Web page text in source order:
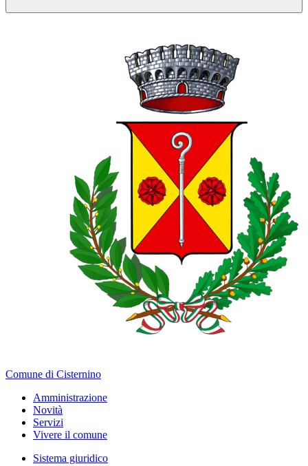
Comune di Cisternino
Amministrazione
Novità
Servizi
Vivere il comune
Sistema giuridico